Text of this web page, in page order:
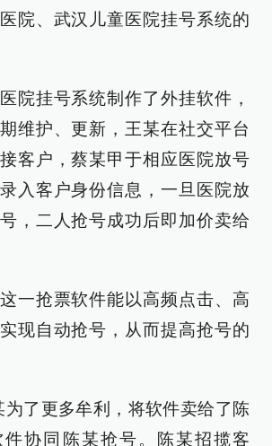
院、武汉儿童医院挂号系统的
院挂号系统制作了外挂软件，
维护、更新，王某在社交平台
客户，蔡某甲于相应医院放号
入客户身份信息，一旦医院放
，二人抢号成功后即加价卖给
一抢票软件能以高频点击、高
现自动抢号，从而提高抢号的
为了更多牟利，将软件卖给了陈
协同陈某抢号。陈某招揽客